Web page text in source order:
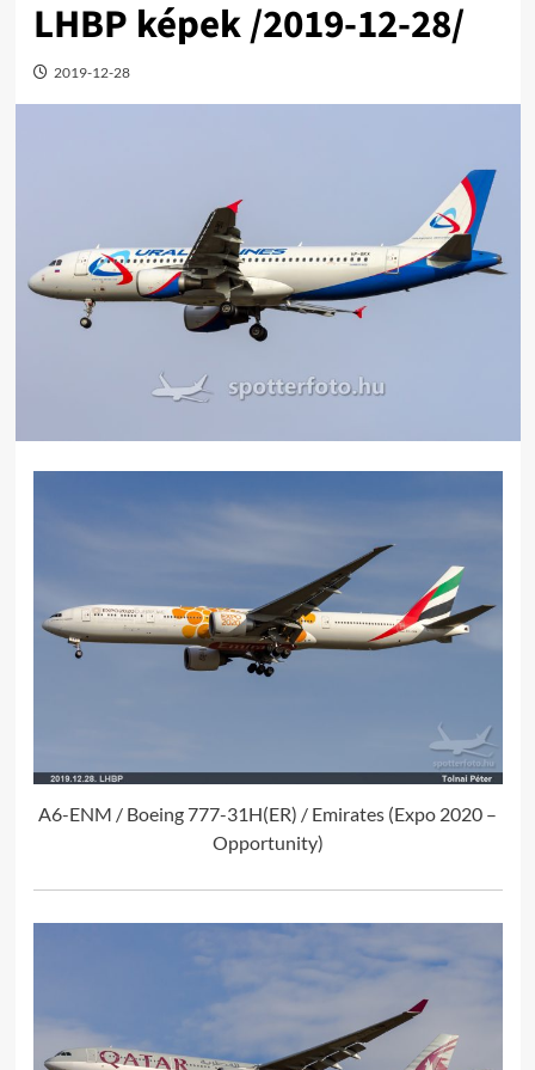
LHBP képek /2019-12-28/
2019-12-28
A6-ENM / Boeing 777-31H(ER) / Emirates (Expo 2020 –
Opportunity)